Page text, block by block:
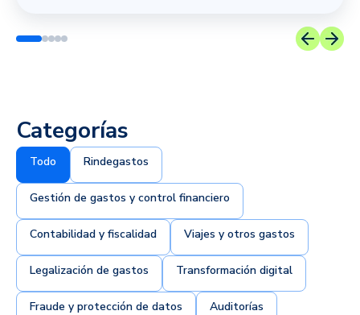
Categorías
Todo Rindegastos
Gestión de gastos y control financiero
Contabilidad y fiscalidad Viajes y otros gastos
Legalización de gastos Transformación digital
Fraude y protección de datos Auditorías